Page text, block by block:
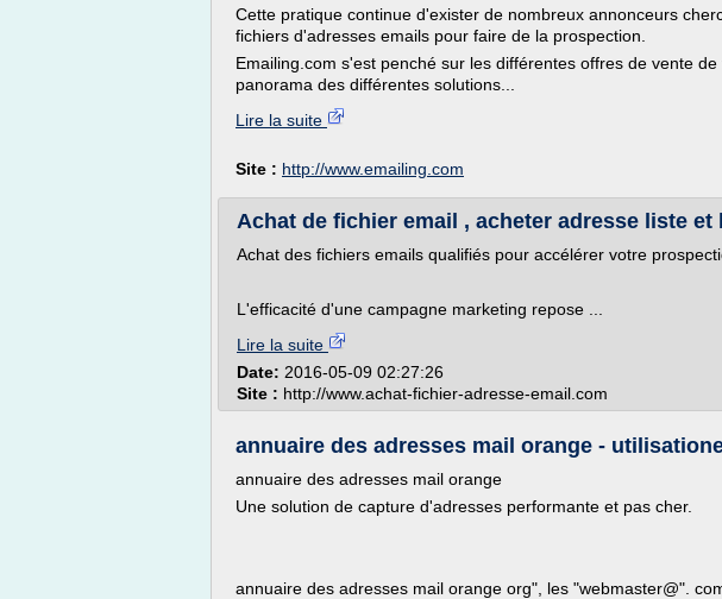
Cette pratique continue d'exister de nombreux annonceurs
fichiers d'adresses emails pour faire de la prospection.
Emailing.com s'est penché sur les différentes offres de vente
panorama des différentes solutions...
Lire la suite
Site : http://www.emailing.com
Achat de fichier email , acheter adresse liste et
Achat des fichiers emails qualifiés pour accélérer votre
L'efficacité d'une campagne marketing repose ...
Lire la suite
Date: 2016-05-09 02:27:26
Site : http://www.achat-fichier-adresse-email.com
annuaire des adresses mail orange -
annuaire des adresses mail orange
Une solution de capture d'adresses performante et pas cher.
annuaire des adresses mail orange org", les "webmaster@".